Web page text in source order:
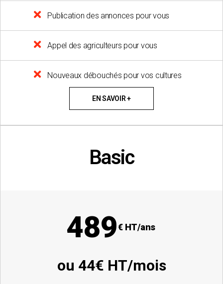
Publication des annonces pour vous
Appel des agriculteurs pour vous
Nouveaux débouchés pour vos cultures
EN SAVOIR +
Basic
489€ HT/ans
ou 44€ HT/mois